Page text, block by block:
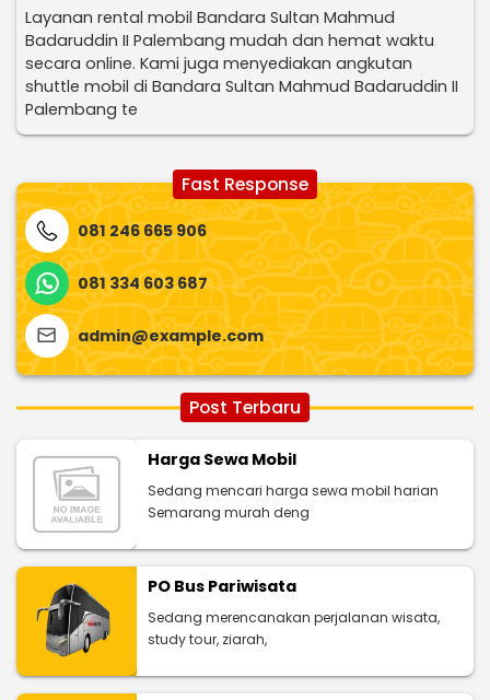
Layanan rental mobil Bandara Sultan Mahmud
Badaruddin II Palembang mudah dan hemat waktu
secara online. Kami juga menyediakan angkutan
shuttle mobil di Bandara Sultan Mahmud Badaruddin II
Palembang te
Fast Response
081 246 665 906
081 334 603 687
admin@example.com
Post Terbaru
Harga Sewa Mobil
Sedang mencari harga sewa mobil harian
Semarang murah deng
PO Bus Pariwisata
Sedang merencanakan perjalanan wisata,
study tour, ziarah,